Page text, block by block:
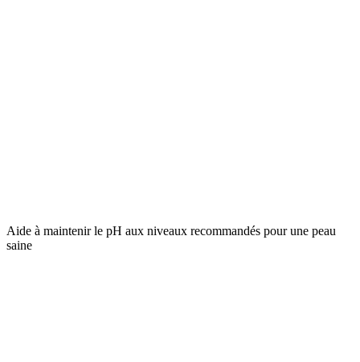
Aide à maintenir le pH aux niveaux recommandés pour une peau
saine